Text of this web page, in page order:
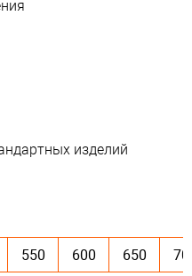
изделий
550 600 650